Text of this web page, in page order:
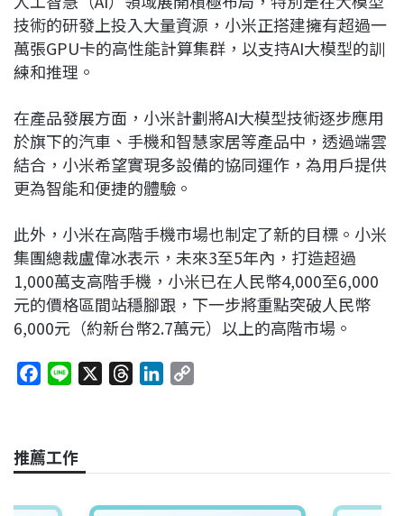
技術的研發上投入大量資源，小米正搭建擁有超過一
萬張GPU卡的高性能計算集群，以支持AI大模型的訓
練和推理。
在產品發展方面，小米計劃將AI大模型技術逐步應用
於旗下的汽車、手機和智慧家居等產品中，透過端雲
結合，小米希望實現多設備的協同運作，為用戶提供
更為智能和便捷的體驗。
此外，小米在高階手機市場也制定了新的目標。小米
集團總裁盧偉冰表示，未來3至5年內，打造超過
1,000萬支高階手機，小米已在人民幣4,000至6,000
元的價格區間站穩腳跟，下一步將重點突破人民幣
6,000元（約新台幣2.7萬元）以上的高階市場。
e
b
a
e
L
推薦工作